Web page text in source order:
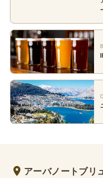
アーバノートブリ